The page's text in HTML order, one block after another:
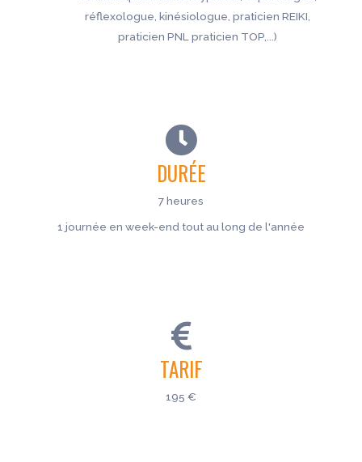
réflexologue, kinésiologue, praticien REIKI,
praticien PNL praticien TOP,...)
DURÉE
7 heures
1 journée en week-end tout au long de l'année
TARIF
195 €